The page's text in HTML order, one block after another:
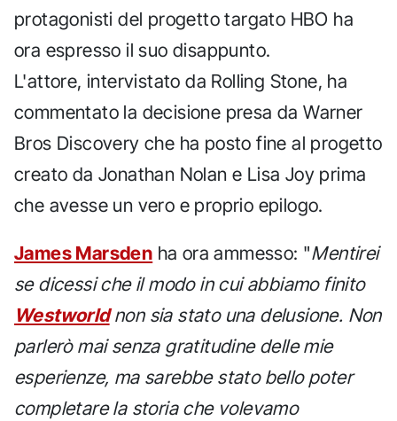
protagonisti del progetto targato HBO ha
ora espresso il suo disappunto.
L'attore, intervistato da Rolling Stone, ha
commentato la decisione presa da Warner
Bros Discovery che ha posto fine al progetto
creato da Jonathan Nolan e Lisa Joy prima
che avesse un vero e proprio epilogo.
James Marsden ha ora ammesso: "Mentirei
se dicessi che il modo in cui abbiamo finito
Westworldnon sia stato una delusione. Non
parlerò mai senza gratitudine delle mie
esperienze, ma sarebbe stato bello poter
completare la storia che volevamo